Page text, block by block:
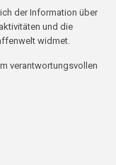
der Information über
und die
widmet.
verantwortungsvollen